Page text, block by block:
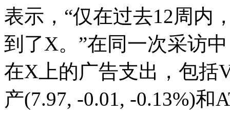
表示，“仅在过去12周内
到了X。”在同一次采访
在X上的广告支出，包括
产(7.97, -0.01, -0.13%)和